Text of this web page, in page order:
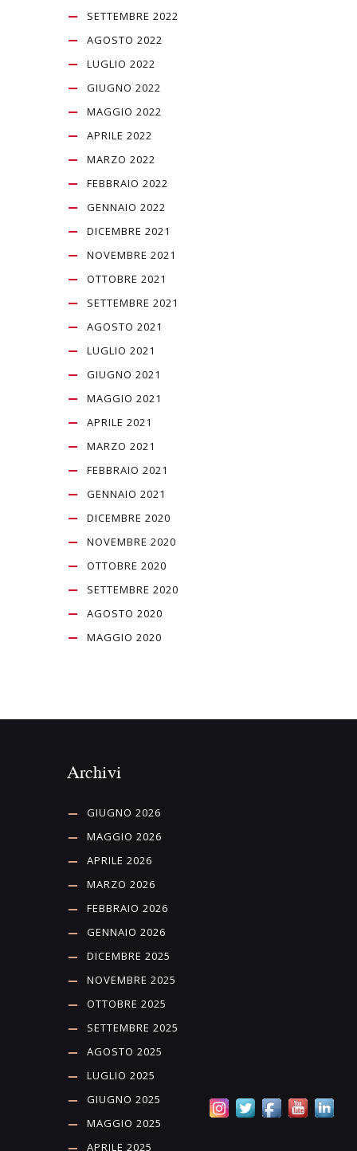
SETTEMBRE 2022
AGOSTO 2022
LUGLIO 2022
GIUGNO 2022
MAGGIO 2022
APRILE 2022
MARZO 2022
FEBBRAIO 2022
GENNAIO 2022
DICEMBRE 2021
NOVEMBRE 2021
OTTOBRE 2021
SETTEMBRE 2021
AGOSTO 2021
LUGLIO 2021
GIUGNO 2021
MAGGIO 2021
APRILE 2021
MARZO 2021
FEBBRAIO 2021
GENNAIO 2021
DICEMBRE 2020
NOVEMBRE 2020
OTTOBRE 2020
SETTEMBRE 2020
AGOSTO 2020
MAGGIO 2020
Archivi
GIUGNO 2026
MAGGIO 2026
APRILE 2026
MARZO 2026
FEBBRAIO 2026
GENNAIO 2026
DICEMBRE 2025
NOVEMBRE 2025
OTTOBRE 2025
SETTEMBRE 2025
AGOSTO 2025
LUGLIO 2025
GIUGNO 2025
MAGGIO 2025
APRILE 2025